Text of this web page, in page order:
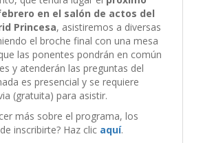
en el salón de actos del
Princesa, asistiremos a diversas
el broche final con una mesa
las ponentes pondrán en común
y atenderán las preguntas del
es presencial y se requiere
(gratuita) para asistir.
más sobre el programa, los
inscribirte? Haz clic aquí.